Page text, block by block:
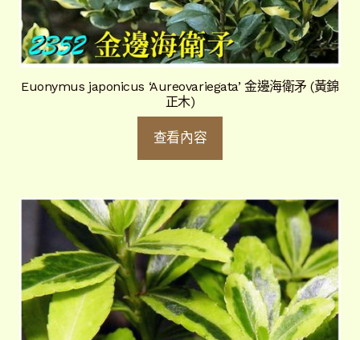
Euonymus japonicus ‘Aureovariegata’ 金邊海衛矛 (黃錦
正木)
查看內容